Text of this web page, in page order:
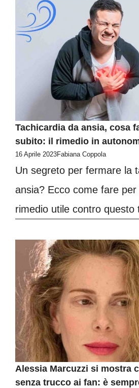
Tachicardia da ansia, cosa
subito: il rimedio in
16 Aprile 2023Fabiana Coppola
Un segreto per fermare la
ansia? Ecco come fare
rimedio utile contro questo
Alessia Marcuzzi si mostra
senza trucco ai fan: è